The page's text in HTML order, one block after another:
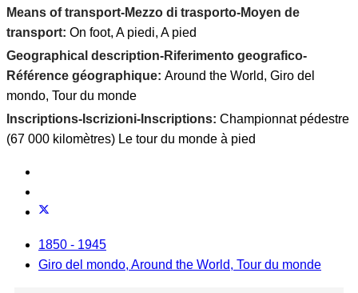
Means of transport-Mezzo di trasporto-Moyen de
transport: On foot, A piedi, A pied
Geographical description-Riferimento geografico-
Référence géographique: Around the World, Giro del
mondo, Tour du monde
Inscriptions-Iscrizioni-Inscriptions: Championnat pédestre
(67 000 kilomètres) Le tour du monde à pied
1850 - 1945
Giro del mondo, Around the World, Tour du monde